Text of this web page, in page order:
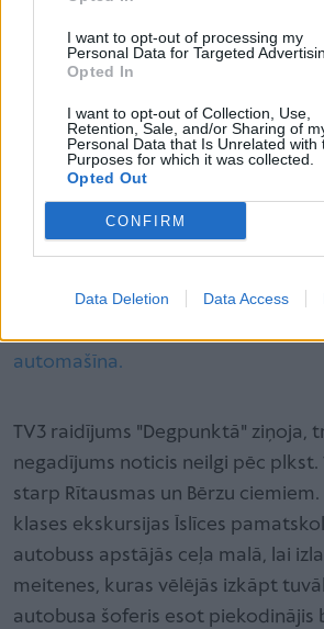
I want to opt-out of processing my
Personal Data for Targeted
Opted In
I want to opt-out of Collection, Use,
Retention, Sale, and/or Sharing of
Personal Data that Is Unrelated with
Purposes for which it was collected.
Opted Out
CONFIRM
Data Deletion Data Access
nevaram prasīt no bērna reakcijas
automašīnu, kas tuvojas ar 90
Satiksmei šādos brīžos ir jāapstājas."
Iniciatīvas pārstāvji aicina
politiķus atbalstīt grozījumus, kas
līdzīgas traģēdijas nākotnē.
Jau vēstījām, kaBauskas novadā 8.
izkāpa no skolēnu autobusa un
automašīna.
TV3 raidījums "Degpunktā" ziņoja,
negadījums noticis neilgi pēc plkst.
starp Rītausmas un Bērzu ciemiem.
klases ekskursijas Īslīces
autobuss apstājās ceļa malā, lai
meitenes, kuras vēlējās izkāpt
autobusa šoferis esot piekodinājis